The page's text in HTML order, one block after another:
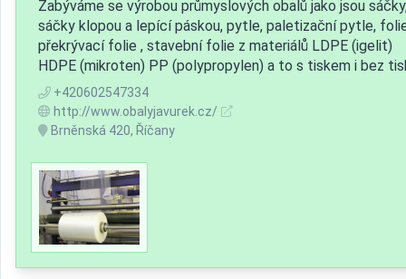
Zabýváme se výrobou průmyslových obalů jako jsou
sáčky klopou a lepící páskou, pytle, paletizační pytle,
překrývací folie , stavební folie z materiálů LDPE (igelit)
HDPE (mikroten) PP (polypropylen) a to s tiskem i bez
+420602547334
http://www.obalyjavurek.cz/
Brněnská 420, Říčany